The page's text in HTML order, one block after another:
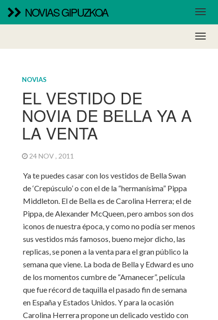
NOVIAS GIPUZKOA
NOVIAS
EL VESTIDO DE
NOVIA DE BELLA YA A
LA VENTA
24 NOV , 2011
Ya te puedes casar con los vestidos de Bella Swan
de ‘Crepúsculo’ o con el de la “hermanísima” Pippa
Middleton. El de Bella es de Carolina Herrera; el de
Pippa, de Alexander McQueen, pero ambos son dos
iconos de nuestra época, y como no podía ser menos
sus vestidos más famosos, bueno mejor dicho, las
replicas, se ponen a la venta para el gran público la
semana que viene. La boda de Bella y Edward es uno
de los momentos cumbre de “Amanecer”, película
que fue récord de taquilla el pasado fin de semana
en España y Estados Unidos. Y para la ocasión
Carolina Herrera propone un delicado vestido con